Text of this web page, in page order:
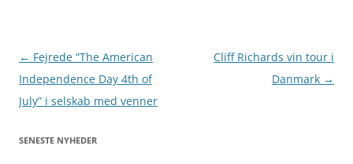
Indlægsnavigation
← Fejrede “The American
Independence Day 4th of
July” i selskab med venner
Cliff Richards vin tour i
Danmark →
SENESTE NYHEDER